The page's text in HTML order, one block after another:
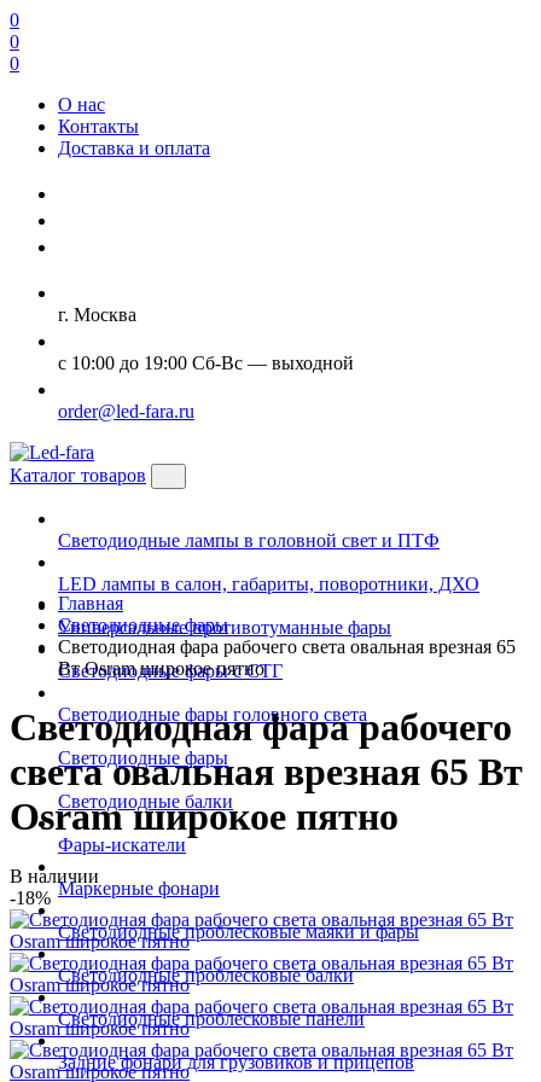
0
0
0
О нас
Контакты
Доставка и оплата
г. Москва
с 10:00 до 19:00 Сб-Вс — выходной
order@led-fara.ru
Каталог товаров
Светодиодные лампы в головной свет и ПТФ
LED лампы в салон, габариты, поворотники, ДХО
Универсальные противотуманные фары
Светодиодные фары с СТГ
Светодиодные фары головного света
Светодиодные фары
Светодиодные балки
Фары-искатели
Маркерные фонари
Светодиодные проблесковые маяки и фары
Светодиодные проблесковые балки
Светодиодные проблесковые панели
Задние фонари для грузовиков и прицепов
Главная
Светодиодные фары
Светодиодная фара рабочего света овальная врезная 65
Вт Osram широкое пятно
Светодиодная фара рабочего
света овальная врезная 65 Вт
Osram широкое пятно
В наличии
-18%